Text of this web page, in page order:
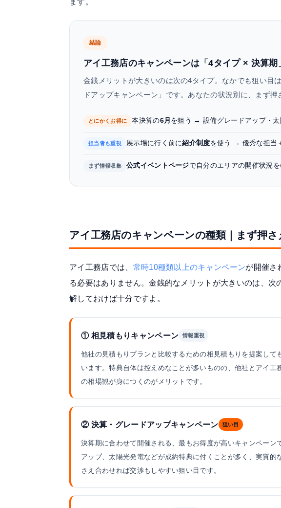
結論
アイ工務店のキャンペーンは「4タイプ × 決算
金銭メリットが大きいのは次の4タイプ。なかでも狙い目
ドアップキャンペーン」です。あなたの状況別に、まず押
とにかくお得に 本決算の6月を狙う → 設備グレードアップ・
担当者も重視 展示場に行く前に紹介制度を使う → 優秀な担当
まず情報収集 公式イベントページで自分のエリアの開催状況
アイ工務店のキャンペーンの種類｜まず押
アイ工務店では、 常時10種類以上のキャンペーンが開催さ
る必要はありません。金銭的なメリットが大きいのは、
解しておけば十分ですよ。
① 相見積もりキャンペーン 情報重視
他社の見積もりプランと比較するための相見積もりを提案して
います。特典自体は控えめなことが多いものの、他社とアイ工
の相場観が身につくのがメリットです。
② 決算・グレードアップキャンペーン 狙い目
決算期に合わせて開催される、最もお得度が高いキャンペーン
アップ、太陽光発電などが成約特典に付くことが多く、実質的
さえ合わせれば交渉もしやすい狙い目です。